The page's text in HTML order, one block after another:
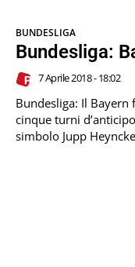
BUNDESLIGA
Bundesliga:
7 Aprile 2018 - 18:02
Bundesliga: Il
cinque turni
simbolo Jupp